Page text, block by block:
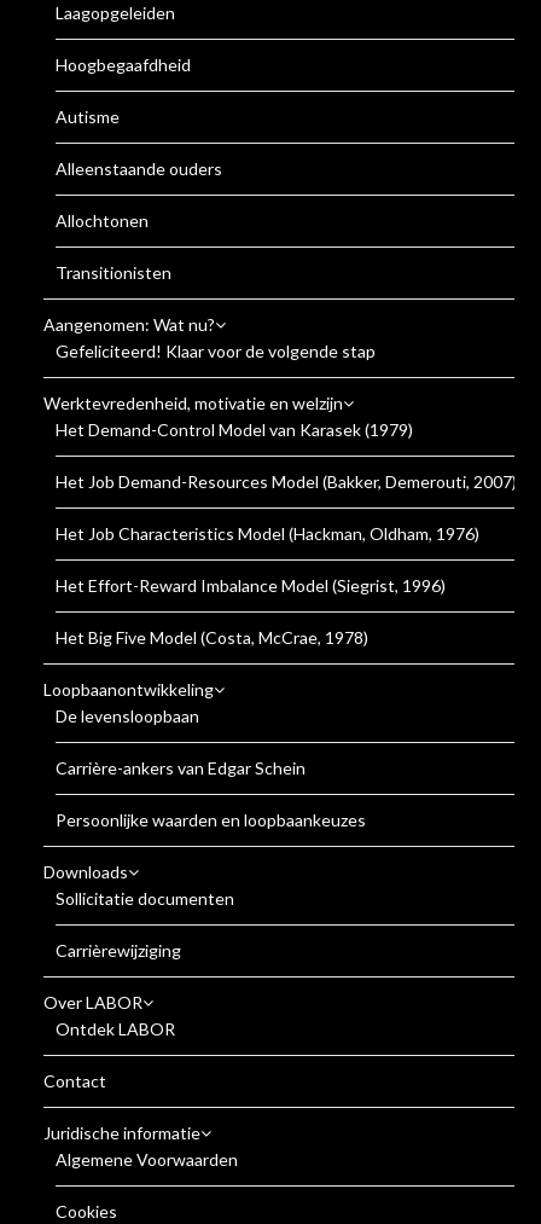
Laagopgeleiden
Hoogbegaafdheid
Autisme
Alleenstaande ouders
Allochtonen
Transitionisten
Aangenomen: Wat nu?
Gefeliciteerd! Klaar voor de volgende stap
Werktevredenheid, motivatie en welzijn
Het Demand-Control Model van Karasek (1979)
Het Job Demand-Resources Model (Bakker, Demerouti, 2007)
Het Job Characteristics Model (Hackman, Oldham, 1976)
Het Effort-Reward Imbalance Model (Siegrist, 1996)
Het Big Five Model (Costa, McCrae, 1978)
Loopbaanontwikkeling
De levensloopbaan
Carrière-ankers van Edgar Schein
Persoonlijke waarden en loopbaankeuzes
Downloads
Sollicitatie documenten
Carrièrewijziging
Over LABOR
Ontdek LABOR
Contact
Juridische informatie
Algemene Voorwaarden
Cookies